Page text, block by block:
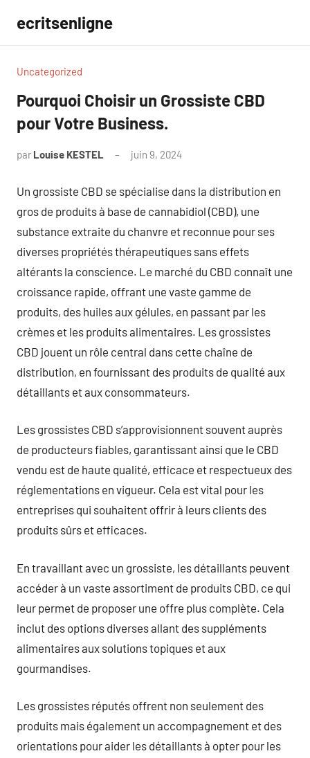
contenu
ecritsenligne
Uncategorized
Pourquoi Choisir un Grossiste CBD
pour Votre Business.
par Louise KESTEL juin 9, 2024
Un grossiste CBD se spécialise dans la distribution en
gros de produits à base de cannabidiol (CBD), une
substance extraite du chanvre et reconnue pour ses
diverses propriétés thérapeutiques sans effets
altérants la conscience. Le marché du CBD connaît une
croissance rapide, offrant une vaste gamme de
produits, des huiles aux gélules, en passant par les
crèmes et les produits alimentaires. Les grossistes
CBD jouent un rôle central dans cette chaîne de
distribution, en fournissant des produits de qualité aux
détaillants et aux consommateurs.
Les grossistes CBD s’approvisionnent souvent auprès
de producteurs fiables, garantissant ainsi que le CBD
vendu est de haute qualité, efficace et respectueux des
réglementations en vigueur. Cela est vital pour les
entreprises qui souhaitent offrir à leurs clients des
produits sûrs et efficaces.
En travaillant avec un grossiste, les détaillants peuvent
accéder à un vaste assortiment de produits CBD, ce qui
leur permet de proposer une offre plus complète. Cela
inclut des options diverses allant des suppléments
alimentaires aux solutions topiques et aux
gourmandises.
Les grossistes réputés offrent non seulement des
produits mais également un accompagnement et des
orientations pour aider les détaillants à opter pour les